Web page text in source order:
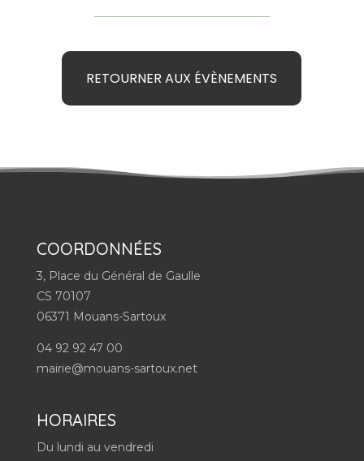
RETOURNER AUX ÉVÈNEMENTS
COORDONNÉES
3, Place du Général de Gaulle
CS 70107
06371 Mouans-Sartoux
04 92 92 47 00
mairie@mouans-sartoux.net
HORAIRES
Du lundi au vendredi